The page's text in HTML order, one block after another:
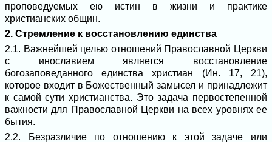
проповедуемых ею истин в жизни и практике
христианских общин.
2. Стремление к восстановлению единства
2.1. Важнейшей целью отношений Православной Церкви
с инославием является восстановление
богозаповеданного единства христиан (Ин. 17, 21),
которое входит в Божественный замысел и принадлежит
к самой сути христианства. Это задача первостепенной
важности для Православной Церкви на всех уровнях ее
бытия.
2.2. Безразличие по отношению к этой задаче или